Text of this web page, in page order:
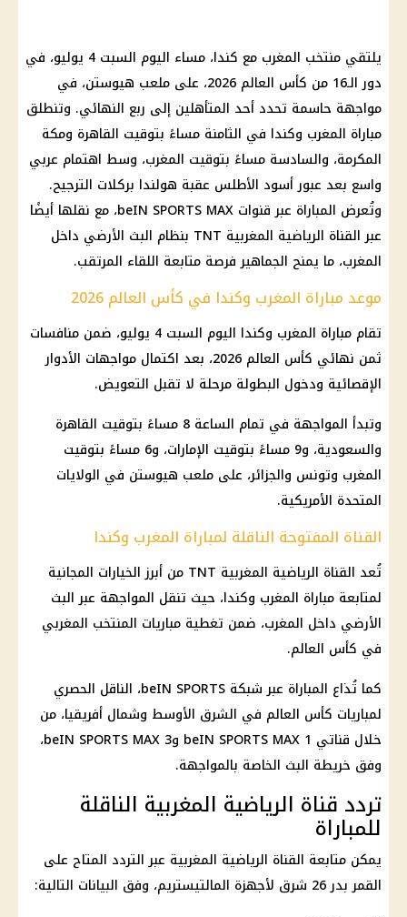
يلتقي منتخب المغرب مع كندا، مساء اليوم السبت 4 يوليو، في
دور الـ16 من كأس العالم 2026، على ملعب هيوستن، في
مواجهة حاسمة تحدد أحد المتأهلين إلى ربع النهائي. وتنطلق
مباراة المغرب وكندا في الثامنة مساءً بتوقيت القاهرة ومكة
المكرمة، والسادسة مساءً بتوقيت المغرب، وسط اهتمام عربي
واسع بعد عبور أسود الأطلس عقبة هولندا بركلات الترجيح.
وتُعرض المباراة عبر قنوات beIN SPORTS MAX، مع نقلها أيضًا
عبر القناة الرياضية المغربية TNT بنظام البث الأرضي داخل
المغرب، ما يمنح الجماهير فرصة متابعة اللقاء المرتقب.
موعد مباراة المغرب وكندا في كأس العالم 2026
تقام مباراة المغرب وكندا اليوم السبت 4 يوليو، ضمن منافسات
ثمن نهائي كأس العالم 2026، بعد اكتمال مواجهات الأدوار
الإقصائية ودخول البطولة مرحلة لا تقبل التعويض.
وتبدأ المواجهة في تمام الساعة 8 مساءً بتوقيت القاهرة
والسعودية، و9 مساءً بتوقيت الإمارات، و6 مساءً بتوقيت
المغرب وتونس والجزائر، على ملعب هيوستن في الولايات
المتحدة الأمريكية.
القناة المفتوحة الناقلة لمباراة المغرب وكندا
تُعد القناة الرياضية المغربية TNT من أبرز الخيارات المجانية
لمتابعة مباراة المغرب وكندا، حيث تنقل المواجهة عبر البث
الأرضي داخل المغرب، ضمن تغطية مباريات المنتخب المغربي
في كأس العالم.
كما تُذاع المباراة عبر شبكة beIN SPORTS، الناقل الحصري
لمباريات كأس العالم في الشرق الأوسط وشمال أفريقيا، من
خلال قناتي beIN SPORTS MAX 1 وbeIN SPORTS MAX 3،
وفق خريطة البث الخاصة بالمواجهة.
تردد قناة الرياضية المغربية الناقلة
للمباراة
يمكن متابعة القناة الرياضية المغربية عبر التردد المتاح على
القمر بدر 26 شرق لأجهزة المالتيستريم، وفق البيانات التالية: